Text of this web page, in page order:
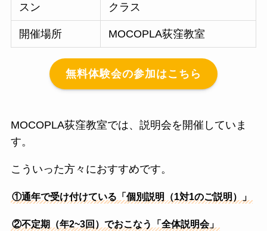
スン
クラス
開催場所 MOCOPLA荻窪教室
無料体験会の参加はこちら
MOCOPLA荻窪教室では、説明会を開催していま
す。
こういった方々におすすめです。
①通年で受け付けている「個別説明（1対1のご説明）」
②不定期（年2~3回）でおこなう「全体説明会」